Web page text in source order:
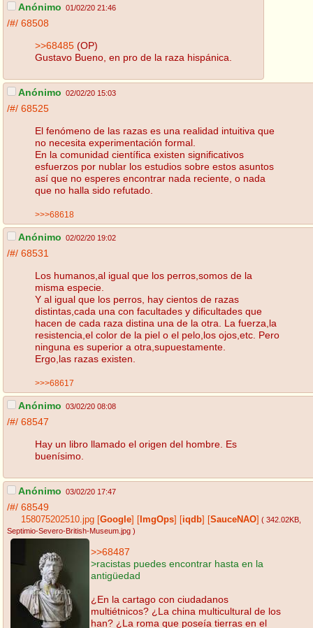
Anónimo 01/02/20 21:46
/#/ 68508
>>68485 (OP)
Gustavo Bueno, en pro de la raza hispánica.
Anónimo 02/02/20 15:03
/#/ 68525
El fenómeno de las razas es una realidad intuitiva que
no necesita experimentación formal.
En la comunidad científica existen significativos
esfuerzos por nublar los estudios sobre estos asuntos
así que no esperes encontrar nada reciente, o nada
que no halla sido refutado.
>>>68618
Anónimo 02/02/20 19:02
/#/ 68531
Los humanos,al igual que los perros,somos de la
misma especie.
Y al igual que los perros, hay cientos de razas
distintas,cada una con facultades y dificultades que
hacen de cada raza distina una de la otra. La fuerza,la
resistencia,el color de la piel o el pelo,los ojos,etc. Pero
ninguna es superior a otra,supuestamente.
Ergo,las razas existen.
>>>68617
Anónimo 03/02/20 08:08
/#/ 68547
Hay un libro llamado el origen del hombre. Es
buenísimo.
Anónimo 03/02/20 17:47
/#/ 68549
158075202510.jpg Google ImgOps iqdb SauceNAO ( 342.02KB
Septimio-Severo-British-Museum.jpg )
>>68487
>racistas puedes encontrar hasta en la
antigüedad
¿En la cartago con ciudadanos
multiétnicos? ¿La china multicultural de los
han? ¿La roma que poseía tierras en el